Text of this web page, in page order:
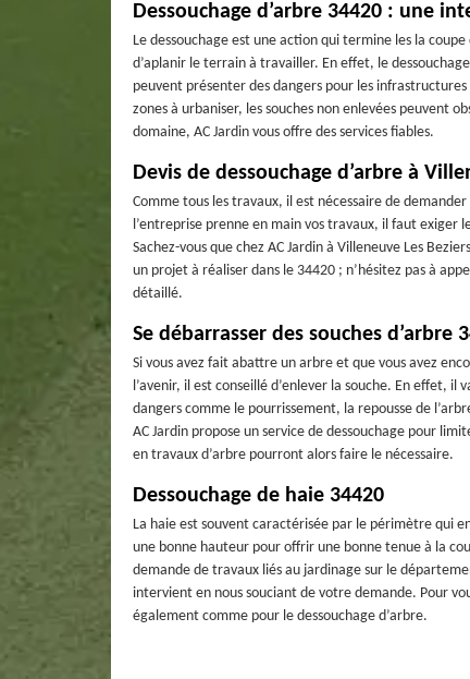
Dessouchage d’arbre 34420 : une
Le dessouchage est une action qui termine les la
d’aplanir le terrain à travailler. En effet, le
peuvent présenter des dangers pour les
zones à urbaniser, les souches non enlevées peuvent
domaine, AC Jardin vous offre des services fiables.
Devis de dessouchage d’arbre à
Comme tous les travaux, il est nécessaire de
l’entreprise prenne en main vos travaux, il faut
Sachez-vous que chez AC Jardin à Villeneuve Les
un projet à réaliser dans le 34420 ; n’hésitez pas à
détaillé.
Se débarrasser des souches d’arbre
Si vous avez fait abattre un arbre et que vous avez
l’avenir, il est conseillé d’enlever la souche. En effet,
dangers comme le pourrissement, la repousse de
AC Jardin propose un service de dessouchage pour
en travaux d’arbre pourront alors faire le nécessaire.
Dessouchage de haie 34420
La haie est souvent caractérisée par le périmètre qui
une bonne hauteur pour offrir une bonne tenue à la
demande de travaux liés au jardinage sur le
intervient en nous souciant de votre demande. Pour
également comme pour le dessouchage d’arbre.